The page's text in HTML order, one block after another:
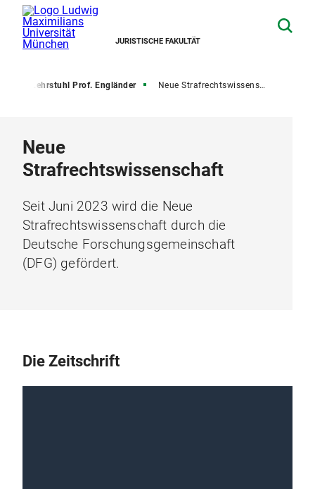
JURISTISCHE FAKULTÄT
Lehrstuhl Prof. Engländer Neue Strafrechtswissenschaft (NSW)
Neue
Strafrechtswissenschaft
Seit Juni 2023 wird die Neue
Strafrechtswissenschaft durch die
Deutsche Forschungsgemeinschaft
(DFG) gefördert.
Die Zeitschrift